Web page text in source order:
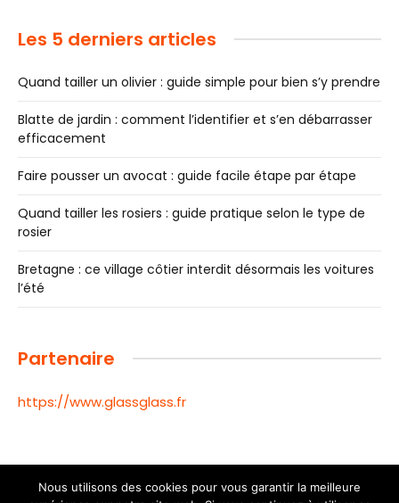
Les 5 derniers articles
Quand tailler un olivier : guide simple pour bien s’y prendre
Blatte de jardin : comment l’identifier et s’en débarrasser
efficacement
Faire pousser un avocat : guide facile étape par étape
Quand tailler les rosiers : guide pratique selon le type de
rosier
Bretagne : ce village côtier interdit désormais les voitures
l’été
Partenaire
https://www.glassglass.fr
Nous utilisons des cookies pour vous garantir la meilleure